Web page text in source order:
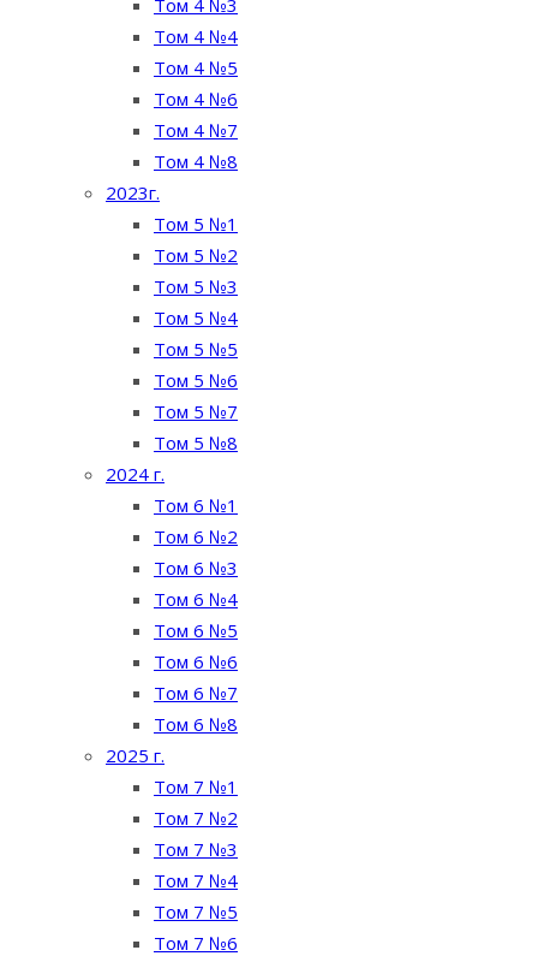
Том 4 №4
Том 4 №5
Том 4 №6
Том 4 №7
Том 4 №8
2023г.
Том 5 №1
Том 5 №2
Том 5 №3
Том 5 №4
Том 5 №5
Том 5 №6
Том 5 №7
Том 5 №8
2024 г.
Том 6 №1
Том 6 №2
Том 6 №3
Том 6 №4
Том 6 №5
Том 6 №6
Том 6 №7
Том 6 №8
2025 г.
Том 7 №1
Том 7 №2
Том 7 №3
Том 7 №4
Том 7 №5
Том 7 №6